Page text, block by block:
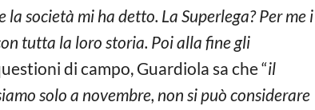
società mi ha detto. La Superlega? Per me i
tutta la loro storia. Poi alla fine gli
di campo, Guardiola sa che “il
solo a novembre, non si può considerare